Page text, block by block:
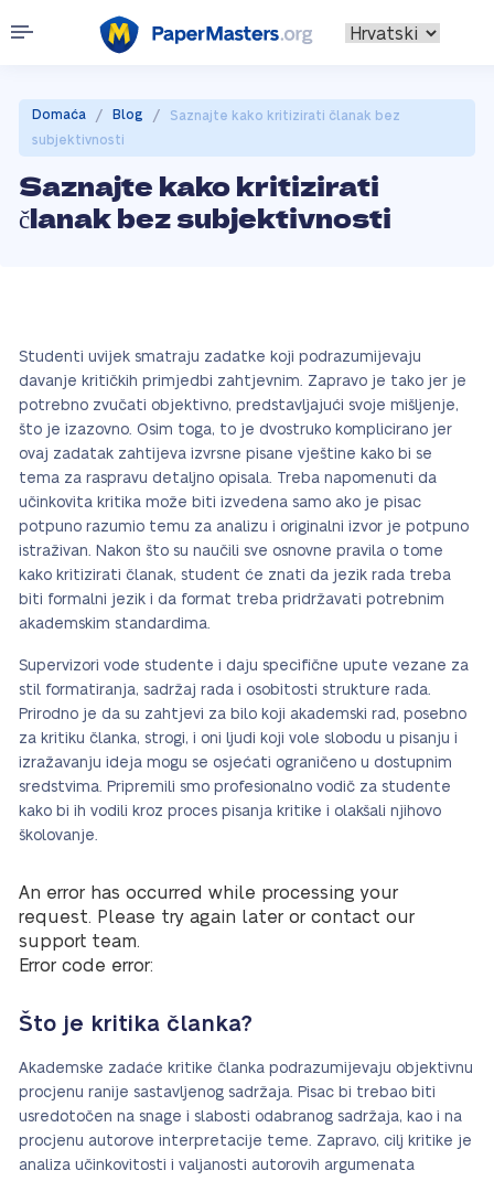
Domaća / Blog /
Saznajte kako kritizirati članak bez
subjektivnosti
Saznajte kako kritizirati
članak bez subjektivnosti
Studenti uvijek smatraju zadatke koji podrazumijevaju
davanje kritičkih primjedbi zahtjevnim. Zapravo je tako jer je
potrebno zvučati objektivno, predstavljajući svoje mišljenje,
što je izazovno. Osim toga, to je dvostruko komplicirano jer
ovaj zadatak zahtijeva izvrsne pisane vještine kako bi se
tema za raspravu detaljno opisala. Treba napomenuti da
učinkovita kritika može biti izvedena samo ako je pisac
potpuno razumio temu za analizu i originalni izvor je potpuno
istraživan. Nakon što su naučili sve osnovne pravila o tome
kako kritizirati članak, student će znati da jezik rada treba
biti formalni jezik i da format treba pridržavati potrebnim
akademskim standardima.
Supervizori vode studente i daju specifične upute vezane za
stil formatiranja, sadržaj rada i osobitosti strukture rada.
Prirodno je da su zahtjevi za bilo koji akademski rad, posebno
za kritiku članka, strogi, i oni ljudi koji vole slobodu u pisanju i
izražavanju ideja mogu se osjećati ograničeno u dostupnim
sredstvima. Pripremili smo profesionalno vodič za studente
kako bi ih vodili kroz proces pisanja kritike i olakšali njihovo
školovanje.
An error has occurred while processing your
request. Please try again later or contact our
support team.
Error code error:
Što je kritika članka?
Akademske zadaće kritike članka podrazumijevaju objektivnu
procjenu ranije sastavljenog sadržaja. Pisac bi trebao biti
usredotočen na snage i slabosti odabranog sadržaja, kao i na
procjenu autorove interpretacije teme. Zapravo, cilj kritike je
analiza učinkovitosti i valjanosti autorovih argumenata